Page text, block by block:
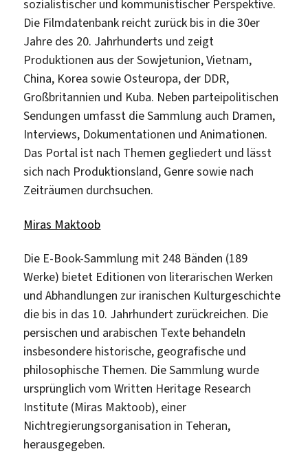
sozialistischer und kommunistischer Perspektive.
Die Filmdatenbank reicht zurück bis in die 30er
Jahre des 20. Jahrhunderts und zeigt
Produktionen aus der Sowjetunion, Vietnam,
China, Korea sowie Osteuropa, der DDR,
Großbritannien und Kuba. Neben parteipolitischen
Sendungen umfasst die Sammlung auch Dramen,
Interviews, Dokumentationen und Animationen.
Das Portal ist nach Themen gegliedert und lässt
sich nach Produktionsland, Genre sowie nach
Zeiträumen durchsuchen.
Miras Maktoob
Die E-Book-Sammlung mit 248 Bänden (189
Werke) bietet Editionen von literarischen Werken
und Abhandlungen zur iranischen Kulturgeschichte
die bis in das 10. Jahrhundert zurückreichen. Die
persischen und arabischen Texte behandeln
insbesondere historische, geografische und
philosophische Themen. Die Sammlung wurde
ursprünglich vom Written Heritage Research
Institute (Miras Maktoob), einer
Nichtregierungsorganisation in Teheran,
herausgegeben.